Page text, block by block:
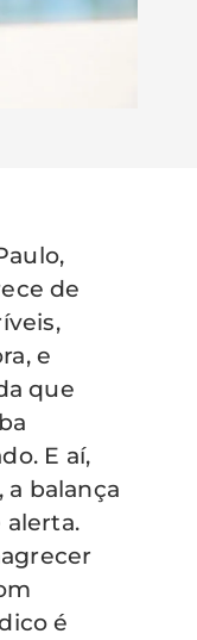
de
e
que
E aí,
balança
alerta.
é